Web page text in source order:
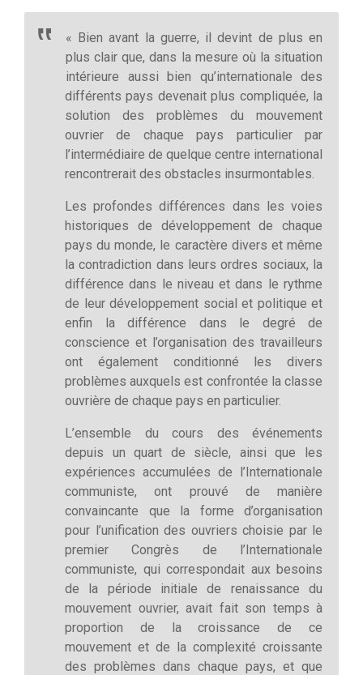
« Bien avant la guerre, il devint de plus en
plus clair que, dans la mesure où la situation
intérieure aussi bien qu’internationale des
différents pays devenait plus compliquée, la
solution des problèmes du mouvement
ouvrier de chaque pays particulier par
l’intermédiaire de quelque centre international
rencontrerait des obstacles insurmontables.
Les profondes différences dans les voies
historiques de développement de chaque
pays du monde, le caractère divers et même
la contradiction dans leurs ordres sociaux, la
différence dans le niveau et dans le rythme
de leur développement social et politique et
enfin la différence dans le degré de
conscience et l’organisation des travailleurs
ont également conditionné les divers
problèmes auxquels est confrontée la classe
ouvrière de chaque pays en particulier.
L’ensemble du cours des événements
depuis un quart de siècle, ainsi que les
expériences accumulées de l’Internationale
communiste, ont prouvé de manière
convaincante que la forme d’organisation
pour l’unification des ouvriers choisie par le
premier Congrès de l’Internationale
communiste, qui correspondait aux besoins
de la période initiale de renaissance du
mouvement ouvrier, avait fait son temps à
proportion de la croissance de ce
mouvement et de la complexité croissante
des problèmes dans chaque pays, et que